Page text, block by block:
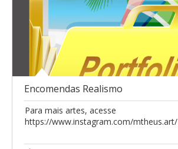
Encomendas Realismo
Para mais artes, acesse
https://www.instagram.com/mtheus.art/